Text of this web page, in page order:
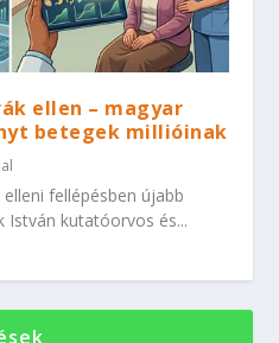
ellen – magyar
betegek millióinak
fellépésben újabb
István kutatóorvos és...